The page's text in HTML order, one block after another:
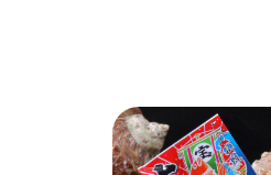
南房総市
いすみ市